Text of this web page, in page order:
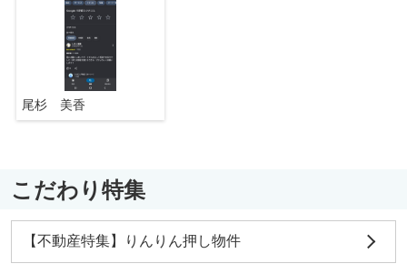
尾杉 美香
こだわり特集
【不動産特集】りんりん押し物件